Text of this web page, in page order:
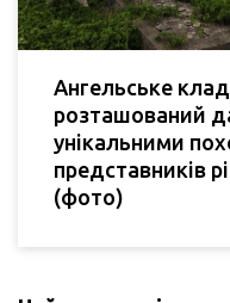
Ангельське
розташований
унікальними
представників
(фото)